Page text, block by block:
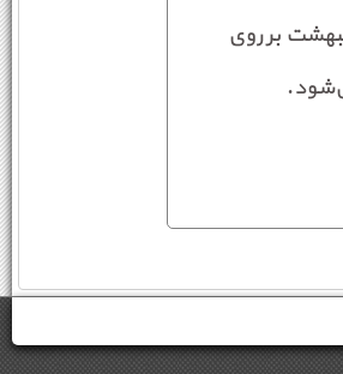
تنظیم و این کارنامه در روز دوشنبه 21 اردیبهشت بر روی